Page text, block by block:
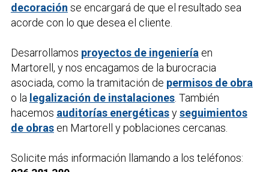
decoración se encargará de que el resultado sea
acorde con lo que desea el cliente.
Desarrollamos proyectos de ingeniería en
Martorell, y nos encagamos de la burocracia
asociada, como la tramitación de permisos de obra
o la legalización de instalaciones. También
hacemos auditorías energéticasyseguimientos
de obrasen Martorell y poblaciones cercanas.
Solicite más información llamando a los teléfonos: